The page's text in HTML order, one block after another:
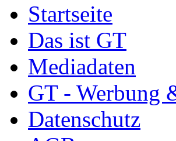
Startseite
Das ist GT
Mediadaten
GT - Werbung
Datenschutz